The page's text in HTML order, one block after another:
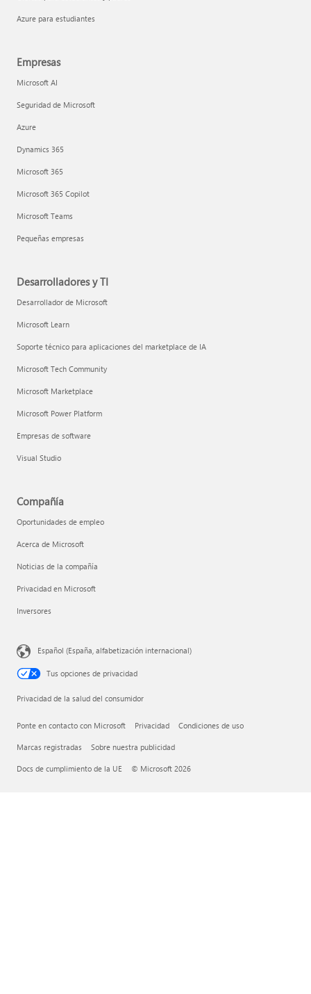
Azure para estudiantes
Empresas
Microsoft AI
Seguridad de Microsoft
Azure
Dynamics 365
Microsoft 365
Microsoft 365 Copilot
Microsoft Teams
Pequeñas empresas
Desarrolladores y TI
Desarrollador de Microsoft
Microsoft Learn
Soporte técnico para aplicaciones del marketplace de IA
Microsoft Tech Community
Microsoft Marketplace
Microsoft Power Platform
Empresas de software
Visual Studio
Compañía
Oportunidades de empleo
Acerca de Microsoft
Noticias de la compañía
Privacidad en Microsoft
Inversores
Español (España, alfabetización internacional)
Tus opciones de privacidad
Privacidad de la salud del consumidor
Ponte en contacto con Microsoft Privacidad Condiciones de uso
Marcas registradas Sobre nuestra publicidad
Docs de cumplimiento de la UE © Microsoft 2026